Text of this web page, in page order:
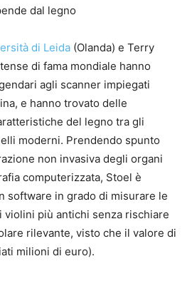
dal legno
di Leida (Olanda) e Terry
di fama mondiale hanno
agli scanner impiegati
e hanno trovato delle
del legno tra gli
moderni. Prendendo spunto
non invasiva degli organi
computerizzata, Stoel è
software in grado di misurare le
più antichi senza rischiare
rilevante, visto che il valore di
milioni di euro).